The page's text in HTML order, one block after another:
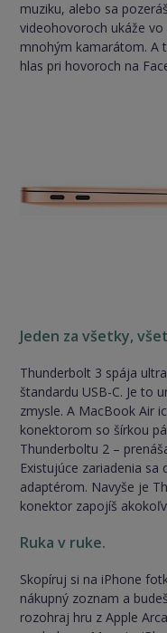
muziku, alebo sa
videohovoroch ukáže
mnohým kamarátom. A
hlas pri hovoroch na
Jeden za všetky,
Thunderbolt 3 spája
štandardu USB-C. Je to
zmysle. A MacBook Air
konektorom so šírkou
Thunderboltu 2 –
Existujúce zariadenia
adaptérom. Navyše je
konektor zapojíš
Ruka v ruke.
Skopíruj si na iPhone
nákupný zoznam a
rozohraj hru z Apple